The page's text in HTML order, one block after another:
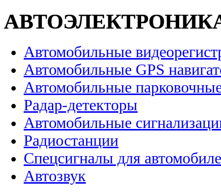
Автомобильные
Автомобильные GPS
Автомобильные
Радар-детекторы
Автомобильные
Радиостанции
Спецсигналы для
Автозвук